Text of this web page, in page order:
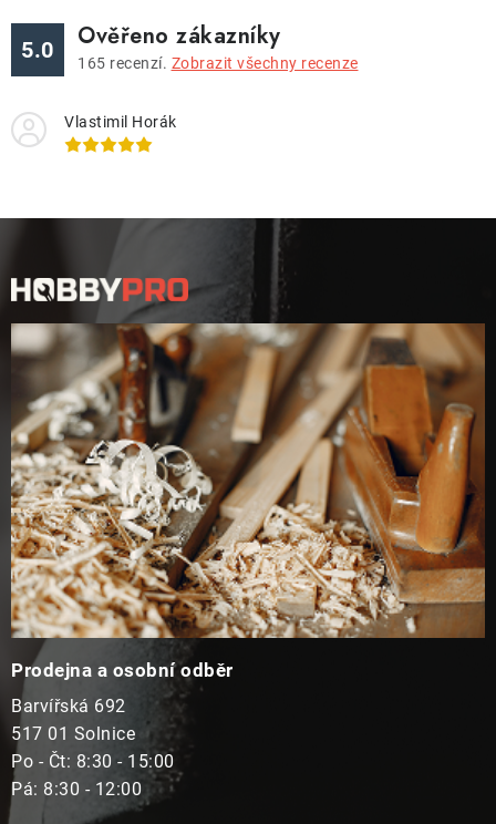
5.0 Ověřeno zákazníky
165 recenzí. Zobrazit všechny recenze
Vlastimil Horák
p
a
Prodejna a osobní odběr
Barvířská 692
517 01 Solnice
Po - Čt: 8:30 - 15:00
Pá: 8:30 - 12:00